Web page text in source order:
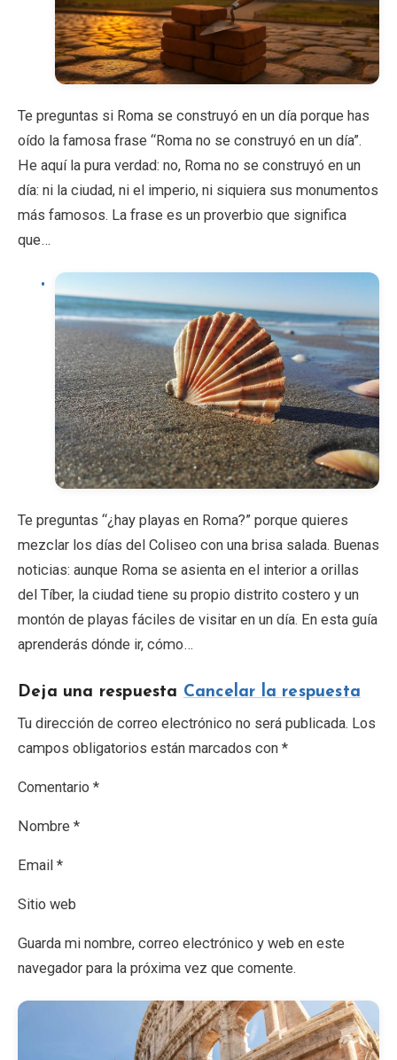
Te preguntas si Roma se construyó en un día porque has
oído la famosa frase “Roma no se construyó en un día”.
He aquí la pura verdad: no, Roma no se construyó en un
día: ni la ciudad, ni el imperio, ni siquiera sus monumentos
más famosos. La frase es un proverbio que significa
que…
Te preguntas “¿hay playas en Roma?” porque quieres
mezclar los días del Coliseo con una brisa salada. Buenas
noticias: aunque Roma se asienta en el interior a orillas
del Tíber, la ciudad tiene su propio distrito costero y un
montón de playas fáciles de visitar en un día. En esta guía
aprenderás dónde ir, cómo…
Deja una respuesta Cancelar la respuesta
Tu dirección de correo electrónico no será publicada. Los
campos obligatorios están marcados con *
Comentario *
Nombre *
Email *
Sitio web
Guarda mi nombre, correo electrónico y web en este
navegador para la próxima vez que comente.